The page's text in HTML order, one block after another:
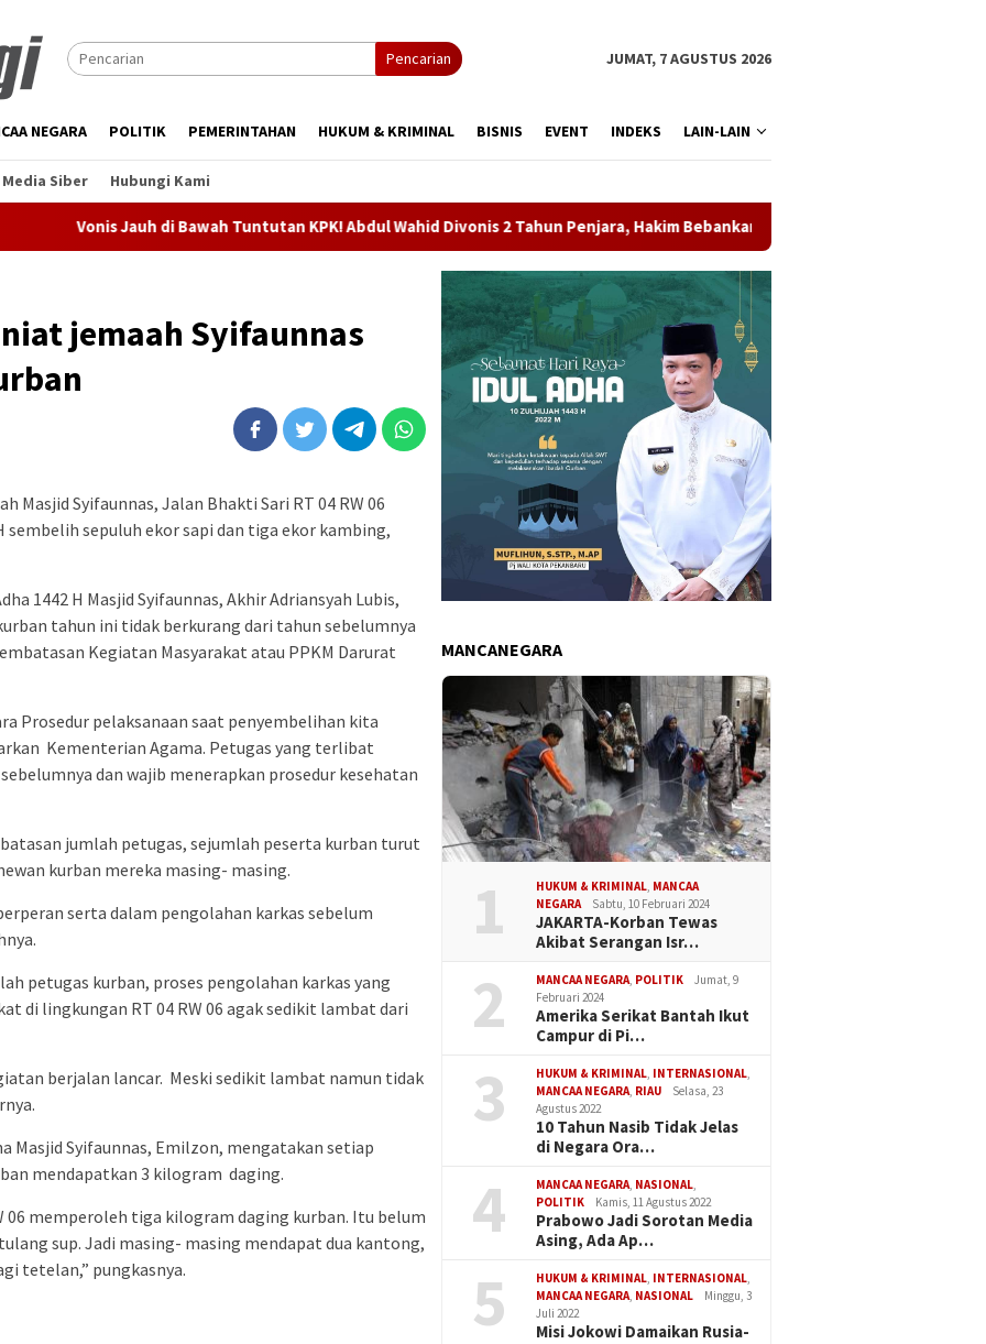
Pencarian JUMAT, 7 AGUSTUS 2026
NEGARA POLITIK PEMERINTAHAN HUKUM & KRIMINAL BISNIS EVENT INDEKS LAIN-LAIN
Siber Hubungi Kami
Jauh di Bawah Tuntutan KPK! Abdul Wahid Divonis 2 Tahun Penjara, Hakim Bebankan Uang Pengganti Rp1,45 Miliar
jemaah Syifaunnas
Masjid Syifaunnas, Jalan Bhakti Sari RT 04 RW 06
sembelih sepuluh ekor sapi dan tiga ekor kambing,
1442 H Masjid Syifaunnas, Akhir Adriansyah Lubis,
tahun ini tidak berkurang dari tahun sebelumnya
Kegiatan Masyarakat atau PPKM Darurat
Prosedur pelaksanaan saat penyembelihan kita
Kementerian Agama. Petugas yang terlibat
dan wajib menerapkan prosedur kesehatan
jumlah petugas, sejumlah peserta kurban turut
kurban mereka masing- masing.
serta dalam pengolahan karkas sebelum
petugas kurban, proses pengolahan karkas yang
di lingkungan RT 04 RW 06 agak sedikit lambat dari
berjalan lancar. Meski sedikit lambat namun tidak
Masjid Syifaunnas, Emilzon, mengatakan setiap
mendapatkan 3 kilogram daging.
06 memperoleh tiga kilogram daging kurban. Itu belum
sup. Jadi masing- masing mendapat dua kantong,
tetelan,” pungkasnya.
MANCANEGARA
1 HUKUM & KRIMINAL, MANCAA
NEGARA
Sabtu, 10 Februari 2024
JAKARTA-Korban Tewas
Akibat Serangan Isr…
2 MANCAA NEGARA, POLITIK
Jumat, 9
Februari 2024
Amerika Serikat Bantah Ikut
Campur di Pi…
3 HUKUM & KRIMINAL, INTERNASIONAL,
MANCAA NEGARA, RIAU
Selasa, 23
Agustus 2022
10 Tahun Nasib Tidak Jelas
di Negara Ora…
4 MANCAA NEGARA, NASIONAL,
POLITIK
Kamis, 11 Agustus 2022
Prabowo Jadi Sorotan Media
Asing, Ada Ap…
5 HUKUM & KRIMINAL, INTERNASIONAL,
MANCAA NEGARA, NASIONAL
Minggu, 3
Juli 2022
Misi Jokowi Damaikan Rusia-